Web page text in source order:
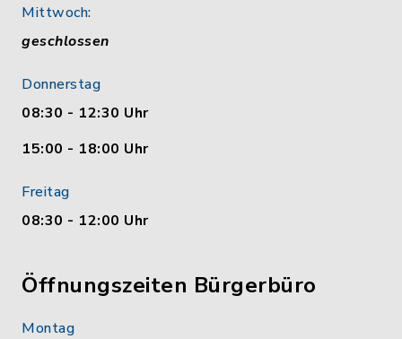
Mittwoch:
geschlossen
Donnerstag
08:30 - 12:30 Uhr
15:00 - 18:00 Uhr
Freitag
08:30 - 12:00 Uhr
Öffnungszeiten Bürgerbüro
Montag